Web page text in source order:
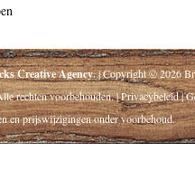
Creative Agency. | Copyright © 2026
rechten voorbehouden. | Privacybeleid |
en prijswijzigingen onder voorbehoud.